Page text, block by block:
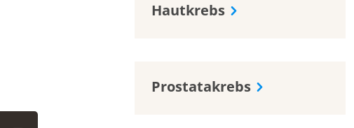
Hautkrebs
Prostatakrebs